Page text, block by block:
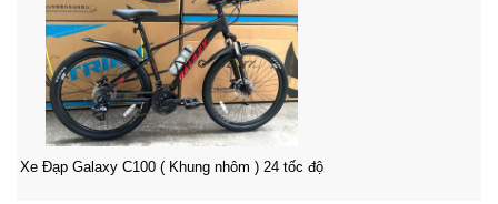
Xe Đạp Galaxy C100 ( Khung nhôm ) 24 tốc độ